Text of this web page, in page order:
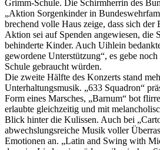
Grimm-Schule. Die Schirmherrin des
„Aktion Sorgenkinder in
brechend volle Haus zeige, dass sich der
Aktion sei auf Spenden angewiesen, die
behinderte Kinder. Auch Uihlein
gewordene Unterstützung“, es gebe
Schule gebraucht würden.
Die zweite Hälfte des Konzerts stand
Unterhaltungsmusik. „633 Squadron“
Form eines Marsches, „Barnum“ bot
erlaubte gleichzeitig und mit
Blick hinter die Kulissen. Auch bei
abwechslungsreiche Musik voller
Emotionen an. „Latin and Swing with